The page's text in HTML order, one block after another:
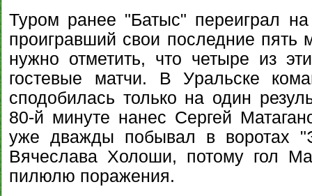
Туром ранее "Батыс" переиграл
проигравший свои последние пять
нужно отметить, что четыре из
гостевые матчи. В Уральске
сподобилась только на один
80-й минуте нанес Сергей
уже дважды побывал в воротах
Вячеслава Холоши, потому гол
пилюлю поражения.